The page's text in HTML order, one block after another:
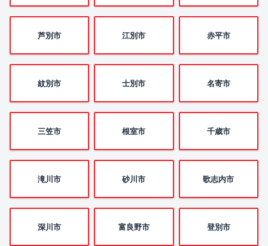
芦別市 江別市 赤平市
紋別市 士別市 名寄市
三笠市 根室市 千歳市
滝川市 砂川市 歌志内市
深川市 富良野市 登別市